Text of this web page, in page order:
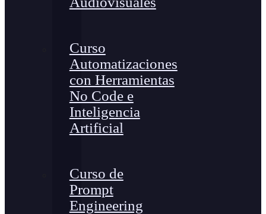
Curso
Automatizaciones
con Herramientas
No Code e
Inteligencia
Artificial
Curso de
Prompt
Engineering